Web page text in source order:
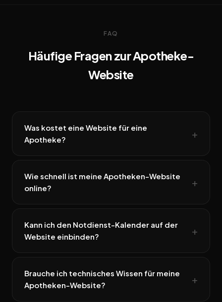
FAQ
Häufige Fragen zur Apotheke-
Website
Was kostet eine Website für eine
Apotheke?
Wie schnell ist meine Apotheken-Website
online?
Kann ich den Notdienst-Kalender auf der
Website einbinden?
Brauche ich technisches Wissen für meine
Apotheken-Website?